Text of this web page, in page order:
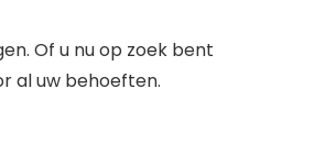
Of u nu op zoek bent
al uw behoeften.